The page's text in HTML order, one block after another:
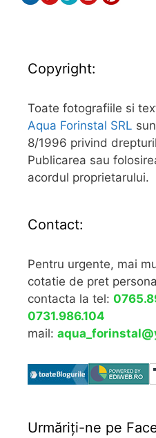
Copyright:
Toate fotografiile si
Aqua Forinstal SRL
8/1996 privind
Publicarea sau
acordul proprietarului.
Contact:
Pentru urgente, mai
cotatie de pret
contacta la tel:
0731.986.104
mail:
Urmăriţi-ne pe